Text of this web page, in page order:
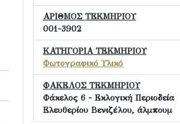
ΑΡΙΘΜΟΣ ΤΕΚΜΗΡΙΟΥ
001-3902
ΚΑΤΗΓΟΡΙΑ ΤΕΚΜΗΡΙΟΥ
Φωτογραφικό Υλικό
ΦΑΚΕΛΟΣ ΤΕΚΜΗΡΙΟΥ
Φάκελος 6 - Εκλογική Περιοδεία
Ελευθερίου Βενιζέλου, άλμπουμ